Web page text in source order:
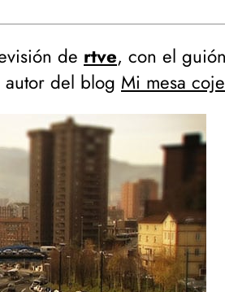
de rtve, con el
del blog Mi mesa